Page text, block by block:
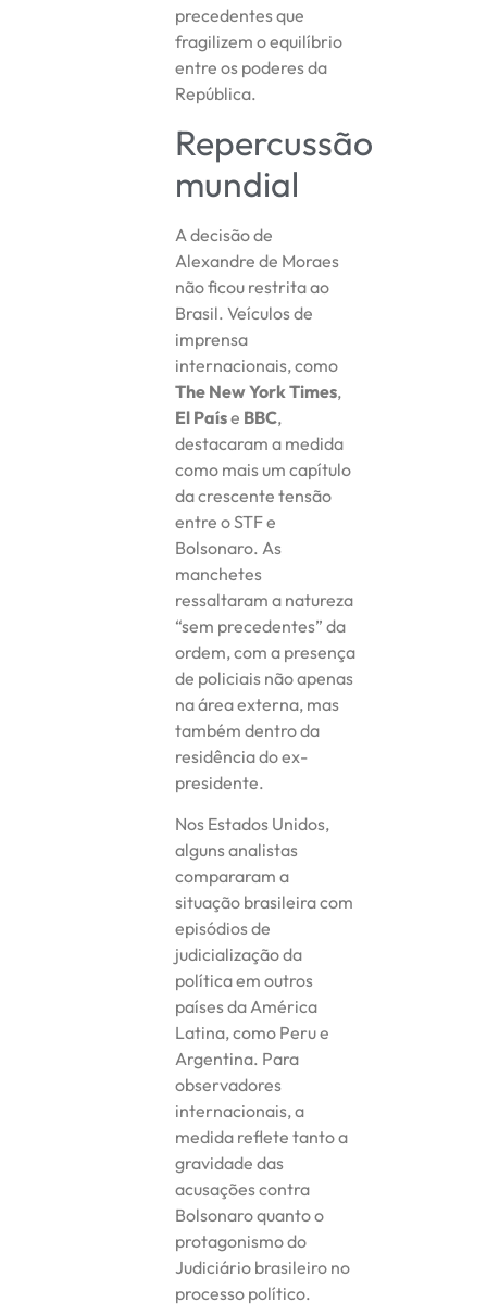
precedentes que
fragilizem o equilíbrio
entre os poderes da
República.
Repercussão
mundial
A decisão de
Alexandre de Moraes
não ficou restrita ao
Brasil. Veículos de
imprensa
internacionais, como
The New York Times,
El Paíse BBC,
destacaram a medida
como mais um capítulo
da crescente tensão
entre o STF e
Bolsonaro. As
manchetes
ressaltaram a natureza
“sem precedentes” da
ordem, com a presença
de policiais não apenas
na área externa, mas
também dentro da
residência do ex-
presidente.
Nos Estados Unidos,
alguns analistas
compararam a
situação brasileira com
episódios de
judicialização da
política em outros
países da América
Latina, como Peru e
Argentina. Para
observadores
internacionais, a
medida reflete tanto a
gravidade das
acusações contra
Bolsonaro quanto o
protagonismo do
Judiciário brasileiro no
processo político.